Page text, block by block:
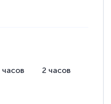
часов 2 часов